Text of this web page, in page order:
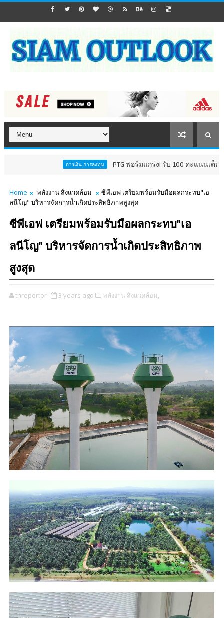
การเงิน การลงทุน PTG ฟอร์มแกร่ง! รับ 100 คะแนนเต็ม AGM
Home พลังงาน สิ่งแวดล้อม
ซีพีเอฟ เตรียมพร้อมรับมือผลกระทบ"เอ
ลนีโญ" บริหารจัดการน้ำเกิดประสิทธิภาพสูงสุด
ซีพีเอฟ เตรียมพร้อมรับมือผลกระทบ"เอ
ลนีโญ" บริหารจัดการน้ำเกิดประสิทธิภาพ
สูงสุด
threportor 3 years ago พลังงาน สิ่งแวดล้อม,